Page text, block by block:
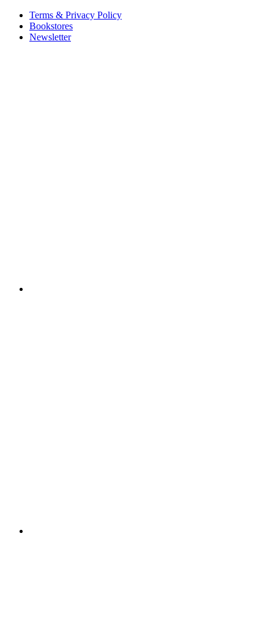
Terms & Privacy Policy
Bookstores
Newsletter